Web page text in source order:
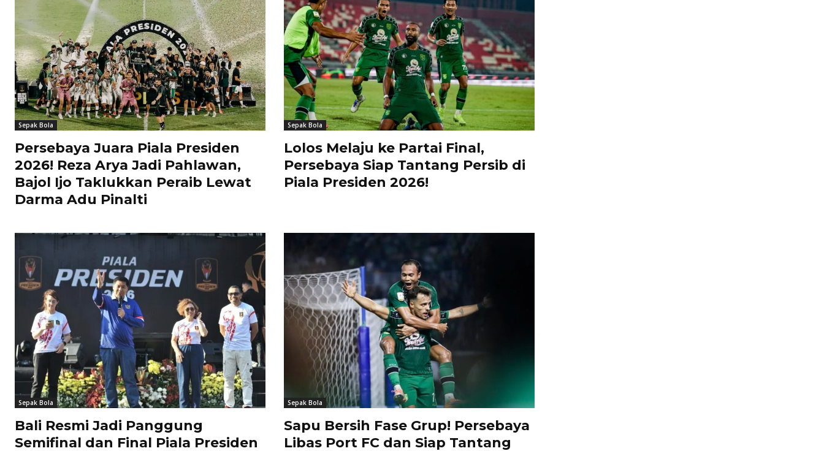
Sepak Bola
Persebaya Juara Piala Presiden
2026! Reza Arya Jadi Pahlawan,
Bajol Ijo Taklukkan Peraib Lewat
Darma Adu Pinalti
Sepak Bola
Lolos Melaju ke Partai Final,
Persebaya Siap Tantang Persib di
Piala Presiden 2026!
Sepak Bola
Bali Resmi Jadi Panggung
Semifinal dan Final Piala Presiden
Sepak Bola
Sapu Bersih Fase Grup! Persebaya
Libas Port FC dan Siap Tantang